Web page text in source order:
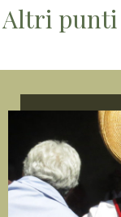
Altri punti